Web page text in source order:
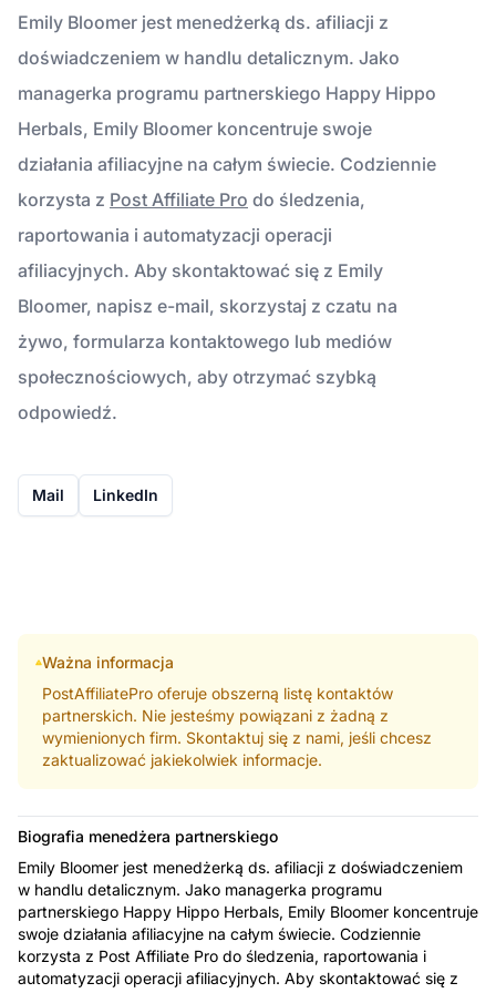
Emily Bloomer jest menedżerką ds. afiliacji z
doświadczeniem w handlu detalicznym. Jako
managerka programu partnerskiego Happy Hippo
Herbals, Emily Bloomer koncentruje swoje
działania afiliacyjne na całym świecie. Codziennie
korzysta z Post Affiliate Pro do śledzenia,
raportowania i automatyzacji operacji
afiliacyjnych. Aby skontaktować się z Emily
Bloomer, napisz e-mail, skorzystaj z czatu na
żywo, formularza kontaktowego lub mediów
społecznościowych, aby otrzymać szybką
odpowiedź.
Mail LinkedIn
Ważna informacja
PostAffiliatePro oferuje obszerną listę kontaktów
partnerskich. Nie jesteśmy powiązani z żadną z
wymienionych firm. Skontaktuj się z nami, jeśli chcesz
zaktualizować jakiekolwiek informacje.
Biografia menedżera partnerskiego
Emily Bloomer jest menedżerką ds. afiliacji z doświadczeniem
w handlu detalicznym. Jako managerka programu
partnerskiego Happy Hippo Herbals, Emily Bloomer koncentruje
swoje działania afiliacyjne na całym świecie. Codziennie
korzysta z Post Affiliate Pro do śledzenia, raportowania i
automatyzacji operacji afiliacyjnych. Aby skontaktować się z